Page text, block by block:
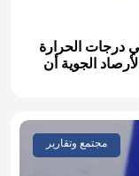
درجات الحرارة
الجوية أن
مجتمع وتقارير